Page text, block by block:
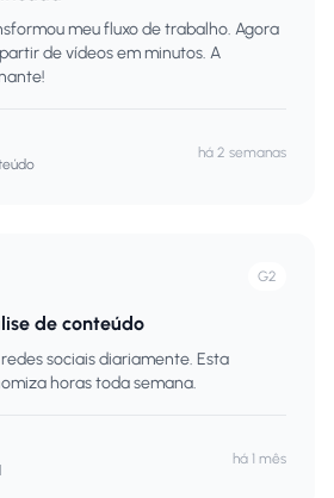
meu fluxo de trabalho. Agora
de vídeos em minutos. A
há 2 semanas
G2
de conteúdo
sociais diariamente. Esta
horas toda semana.
há 1 mês